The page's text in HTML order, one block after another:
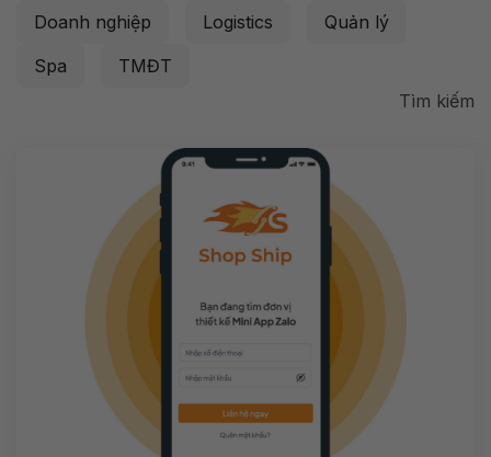
Doanh nghiệp
Logistics
Quản lý
Spa
TMĐT
Tìm kiếm